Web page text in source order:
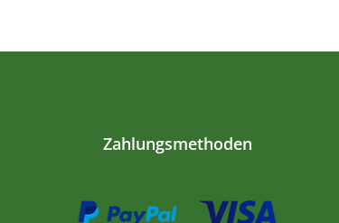
Zahlungsmethoden